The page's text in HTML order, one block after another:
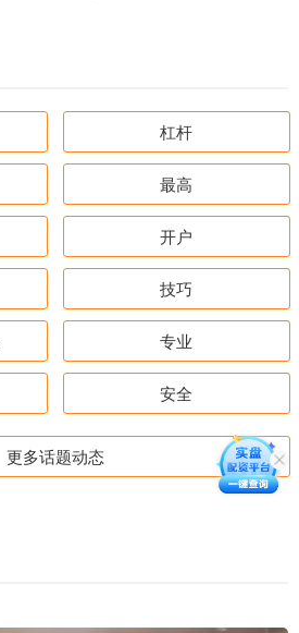
杠杆
最高
开户
技巧
专业
安全
更多话题动态